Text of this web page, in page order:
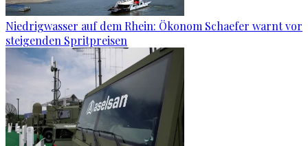
Niedrigwasser auf dem Rhein: Ökonom Schaefer warnt vor
steigenden Spritpreisen